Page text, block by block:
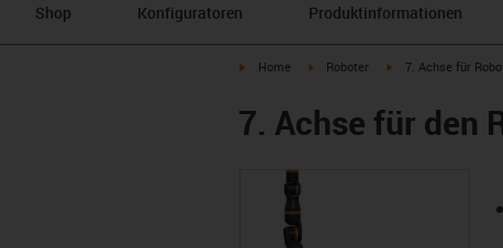
Shop Konfiguratoren Produktinformationen
igus-icon-arrow-right
Home igus-icon-arrow-right
Roboter igus-icon-arrow-
7. Achse für
7. Achse für den